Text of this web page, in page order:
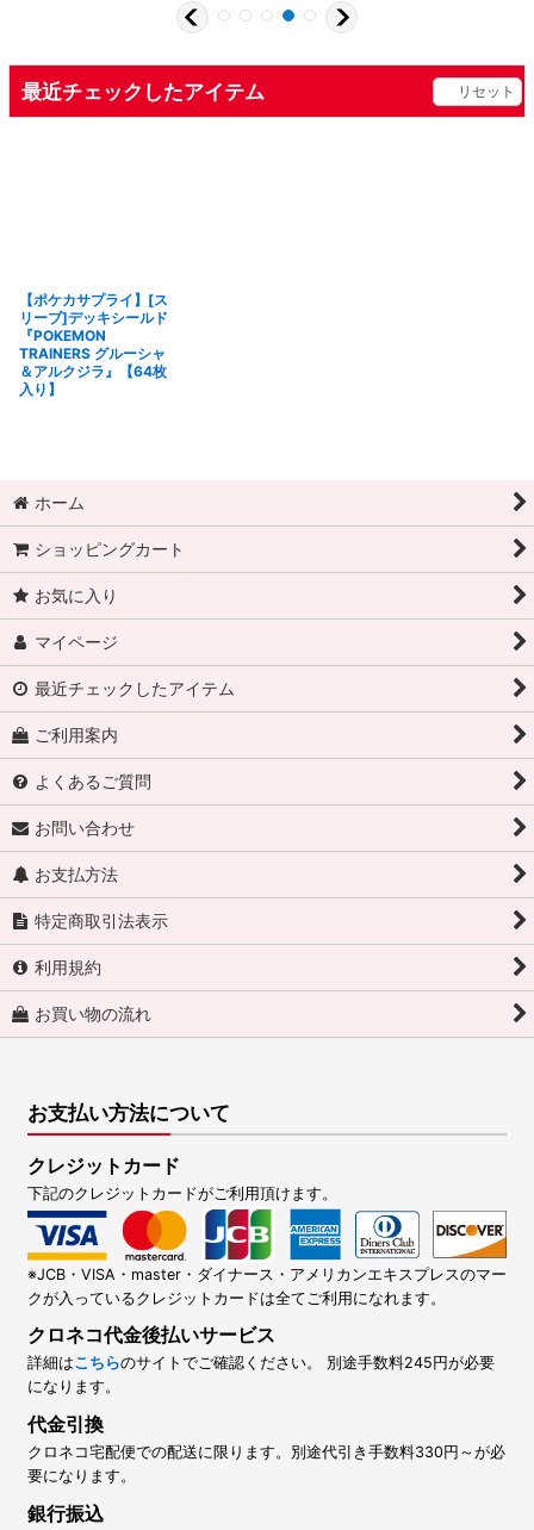
最近チェックしたアイテム リセット
【ポケカサプライ】[ス
リーブ]デッキシールド
『POKEMON
TRAINERS グルーシャ
＆アルクジラ』【64枚
入り】
ホーム
ショッピングカート
お気に入り
マイページ
最近チェックしたアイテム
ご利用案内
よくあるご質問
お問い合わせ
お支払方法
特定商取引法表示
利用規約
お買い物の流れ
お支払い方法について
クレジットカード
下記のクレジットカードがご利用頂けます。
※JCB・VISA・master・ダイナース・アメリカンエキスプレスのマー
クが入っているクレジットカードは全てご利用になれます。
クロネコ代金後払いサービス
詳細はこちらのサイトでご確認ください。 別途手数料245円が必要
になります。
代金引換
クロネコ宅配便での配送に限ります。別途代引き手数料330円～が必
要になります。
銀行振込